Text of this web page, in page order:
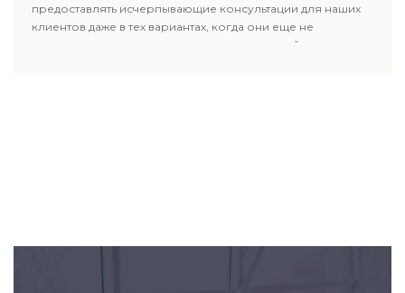
предоставлять исчерпывающие консультации для наших
клиентов даже в тех вариантах, когда они еще не
пользовались юридическими услугами нашей компании.